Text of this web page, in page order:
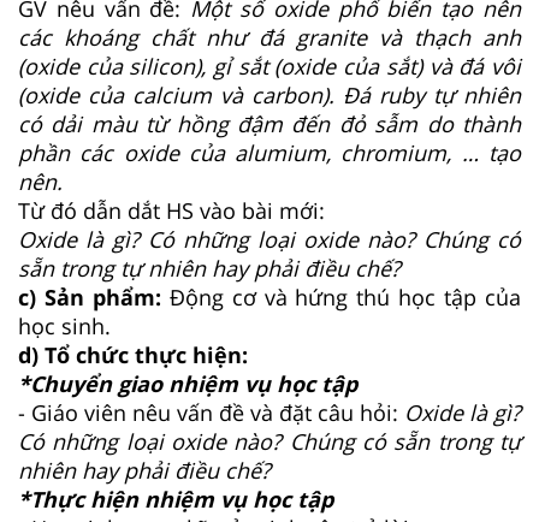
GV nêu vấn đề: Một số oxide phổ biến tạo nên
các khoáng chất như đá granite và thạch anh
(oxide của silicon), gỉ sắt (oxide của sắt) và đá vôi
(oxide của calcium và carbon). Đá ruby tự nhiên
có dải màu từ hồng đậm đến đỏ sẫm do thành
phần các oxide của alumium, chromium, … tạo
nên.
Từ đó dẫn dắt HS vào bài mới:
Oxide là gì? Có những loại oxide nào? Chúng có
sẵn trong tự nhiên hay phải điều chế?
c) Sản phẩm: Động cơ và hứng thú học tập của
học sinh.
d) Tổ chức thực hiện:
*Chuyển giao nhiệm vụ học tập
- Giáo viên nêu vấn đề và đặt câu hỏi: Oxide là gì?
Có những loại oxide nào? Chúng có sẵn trong tự
nhiên hay phải điều chế?
*Thực hiện nhiệm vụ học tập